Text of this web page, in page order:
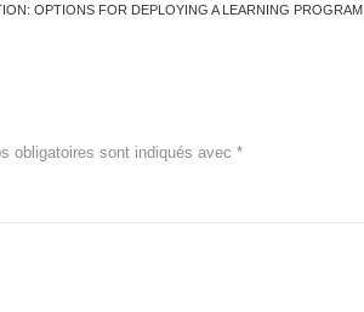
OPTIONS FOR DEPLOYING A LEARNING PROGRAM
obligatoires sont indiqués avec *